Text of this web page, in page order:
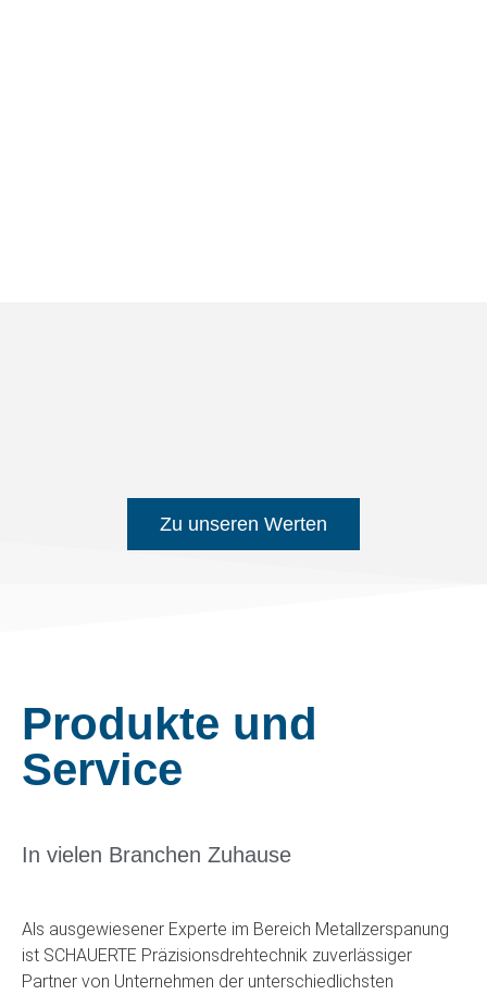
Zu unseren Werten
Produkte und
Service
In vielen Branchen Zuhause
Als ausgewiesener Experte im Bereich Metallzerspanung
ist SCHAUERTE Präzisionsdrehtechnik zuverlässiger
Partner von Unternehmen der unterschiedlichsten